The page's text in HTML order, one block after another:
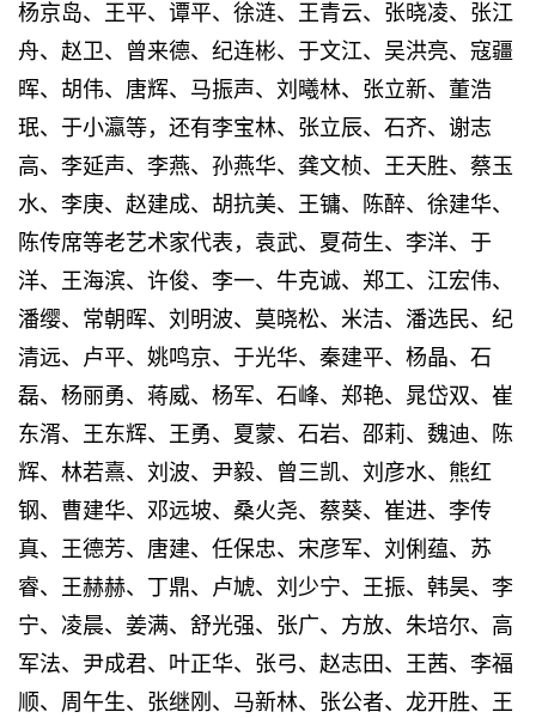
杨京岛、王平、谭平、徐涟、王青云、张晓凌、张江
舟、赵卫、曾来德、纪连彬、于文江、吴洪亮、寇疆
晖、胡伟、唐辉、马振声、刘曦林、张立新、董浩
珉、于小瀛等，还有李宝林、张立辰、石齐、谢志
高、李延声、李燕、孙燕华、龚文桢、王天胜、蔡玉
水、李庚、赵建成、胡抗美、王镛、陈醉、徐建华、
陈传席等老艺术家代表，袁武、夏荷生、李洋、于
洋、王海滨、许俊、李一、牛克诚、郑工、江宏伟、
潘缨、常朝晖、刘明波、莫晓松、米洁、潘选民、纪
清远、卢平、姚鸣京、于光华、秦建平、杨晶、石
磊、杨丽勇、蒋威、杨军、石峰、郑艳、晁岱双、崔
东湑、王东辉、王勇、夏蒙、石岩、邵莉、魏迪、陈
辉、林若熹、刘波、尹毅、曾三凯、刘彦水、熊红
钢、曹建华、邓远坡、桑火尧、蔡葵、崔进、李传
真、王德芳、唐建、任保忠、宋彦军、刘俐蕴、苏
睿、王赫赫、丁鼎、卢虓、刘少宁、王振、韩昊、李
宁、凌晨、姜满、舒光强、张广、方放、朱培尔、高
军法、尹成君、叶正华、张弓、赵志田、王茜、李福
顺、周午生、张继刚、马新林、张公者、龙开胜、王